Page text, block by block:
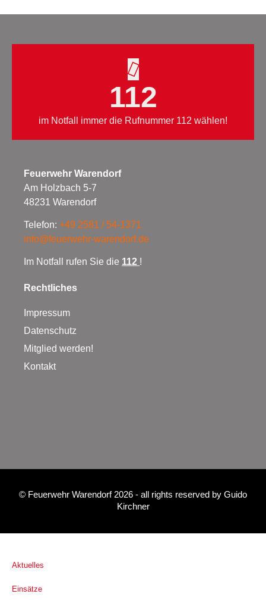
112
im Notfall immer die Rufnummer 112 wählen!
Feuerwehr Warendorf
Am Holzbach 5-7
48231 Warendorf
Telefon: +49 2581 / 54-1371
info@feuerwehr-warendorf.de
Im Notfall rufen Sie die 112 !
Rechtliches
Impressum
Datenschutz
Mitglied werden!
Kontakt
© Feuerwehr Warendorf 2026 - all rights reserved by Guido
Kirchner
Aktuelles
Einsätze